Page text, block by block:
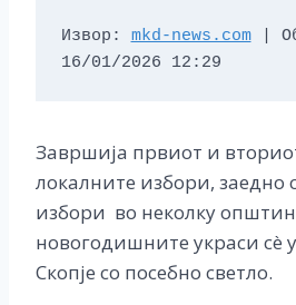
Извор: mkd-news.com |
16/01/2026 12:29
Завршија првиот и
локалните избори, заедно
избори во неколку
новогодишните украси сè
Скопје со посебно светло.